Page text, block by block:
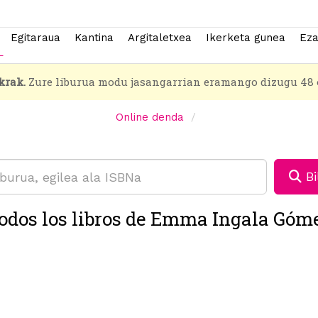
Egitaraua Kantina Argitaletxea Ikerketa gunea
Zure liburua modu jasangarrian eramango dizugu 48
Online denda
los libros de Emma Ingala